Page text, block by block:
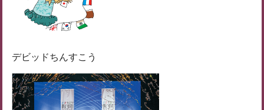
デビッドちんすこう